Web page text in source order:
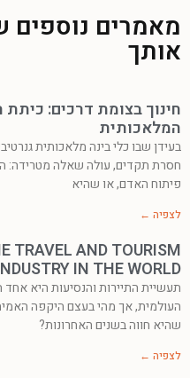
מאמרים נוספים
אותך
המלאכותית
בעידן שבו כלי בינה מלאכותית
חסרת תקדים, עולה שאלה מטרידה:
פיתוח האדם, או שהיא
לצפיה ←
TRAVEL AND TOURISM
IN THE WORLD
תעשיית התיירות והנסיעות היא אחד
העולמית, אך מהי בעצם היקפה
שהיא חווה בשנים האחרונות?
לצפיה ←